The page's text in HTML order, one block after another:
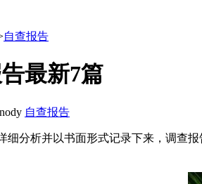
自查报告
最新7篇
自查报告
细分析并以书面形式记录下来，调查